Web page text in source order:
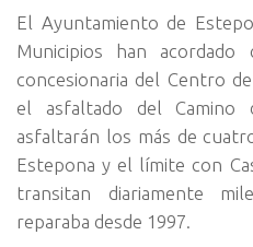
El Ayuntamiento de
Municipios han acordado
concesionaria del Centro
el asfaltado del Camino
asfaltarán los más de
Estepona y el límite con
transitan diariamente
reparaba desde 1997.